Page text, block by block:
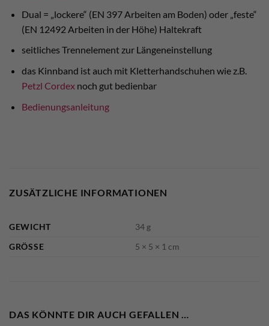
Dual = „lockere“ (EN 397 Arbeiten am Boden) oder „feste“
(EN 12492 Arbeiten in der Höhe) Haltekraft
seitliches Trennelement zur Längeneinstellung
das Kinnband ist auch mit Kletterhandschuhen wie z.B.
Petzl Cordexnoch gut bedienbar
Bedienungsanleitung
ZUSÄTZLICHE INFORMATIONEN
GEWICHT
34 g
GRÖSSE
5 × 5 × 1 cm
DAS KÖNNTE DIR AUCH GEFALLEN …